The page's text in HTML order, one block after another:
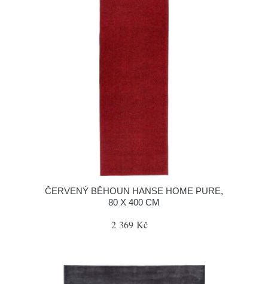
ČERVENÝ BĚHOUN HANSE HOME PURE,
80 X 400 CM
2 369 Kč